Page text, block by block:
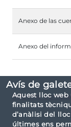
Avís de
Aquest lloc
finalitats
d’anàlisi del
últimes ens
Anexo de las
Anexo del
Informe
El informe ha